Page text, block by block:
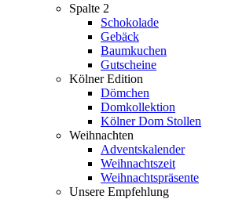
Spalte 2
Schokolade
Gebäck
Baumkuchen
Gutscheine
Kölner Edition
Dömchen
Domkollektion
Kölner Dom Stollen
Weihnachten
Adventskalender
Weihnachtszeit
Weihnachtspräsente
Unsere Empfehlung